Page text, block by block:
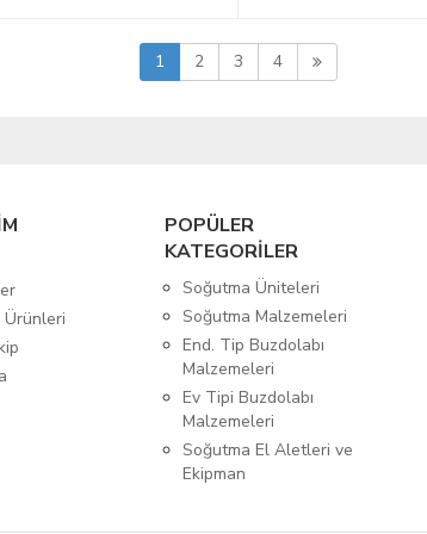
1 2 3 4
Ürünleri
POPÜLER
KATEGORİLER
Soğutma Üniteleri
Soğutma Malzemeleri
End. Tip Buzdolabı
Malzemeleri
Ev Tipi Buzdolabı
Malzemeleri
Soğutma El Aletleri ve
Ekipman